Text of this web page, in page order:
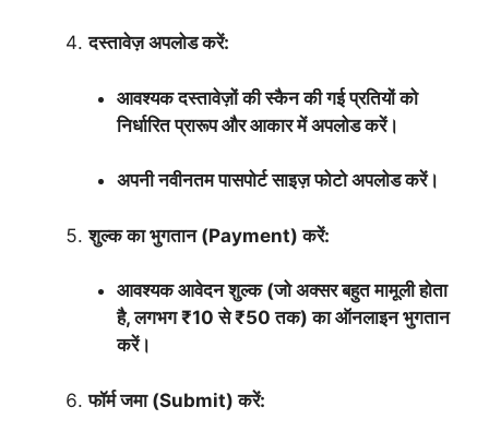
दस्तावेज़ अपलोड करें:
आवश्यक दस्तावेज़ों की स्कैन की गई प्रतियों को
निर्धारित प्रारूप और आकार में अपलोड करें।
अपनी नवीनतम पासपोर्ट साइज़ फोटो अपलोड करें।
शुल्क का भुगतान (Payment) करें:
आवश्यक आवेदन शुल्क (जो अक्सर बहुत मामूली होता
है, लगभग ₹10 से ₹50 तक) का ऑनलाइन भुगतान
करें।
फॉर्म जमा (Submit) करें: